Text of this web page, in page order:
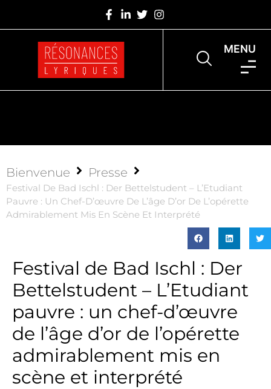
MENU
Bienvenue Presse
Festival De Bad Ischl : Der Bettelstudent – L’Etudiant
Pauvre : Un Chef-D’œuvre De L’âge D’or De L’opérette
Admirablement Mis En Scène Et Interprété
Festival de Bad Ischl : Der
Bettelstudent – L’Etudiant
pauvre : un chef-d’œuvre
de l’âge d’or de l’opérette
admirablement mis en
scène et interprété